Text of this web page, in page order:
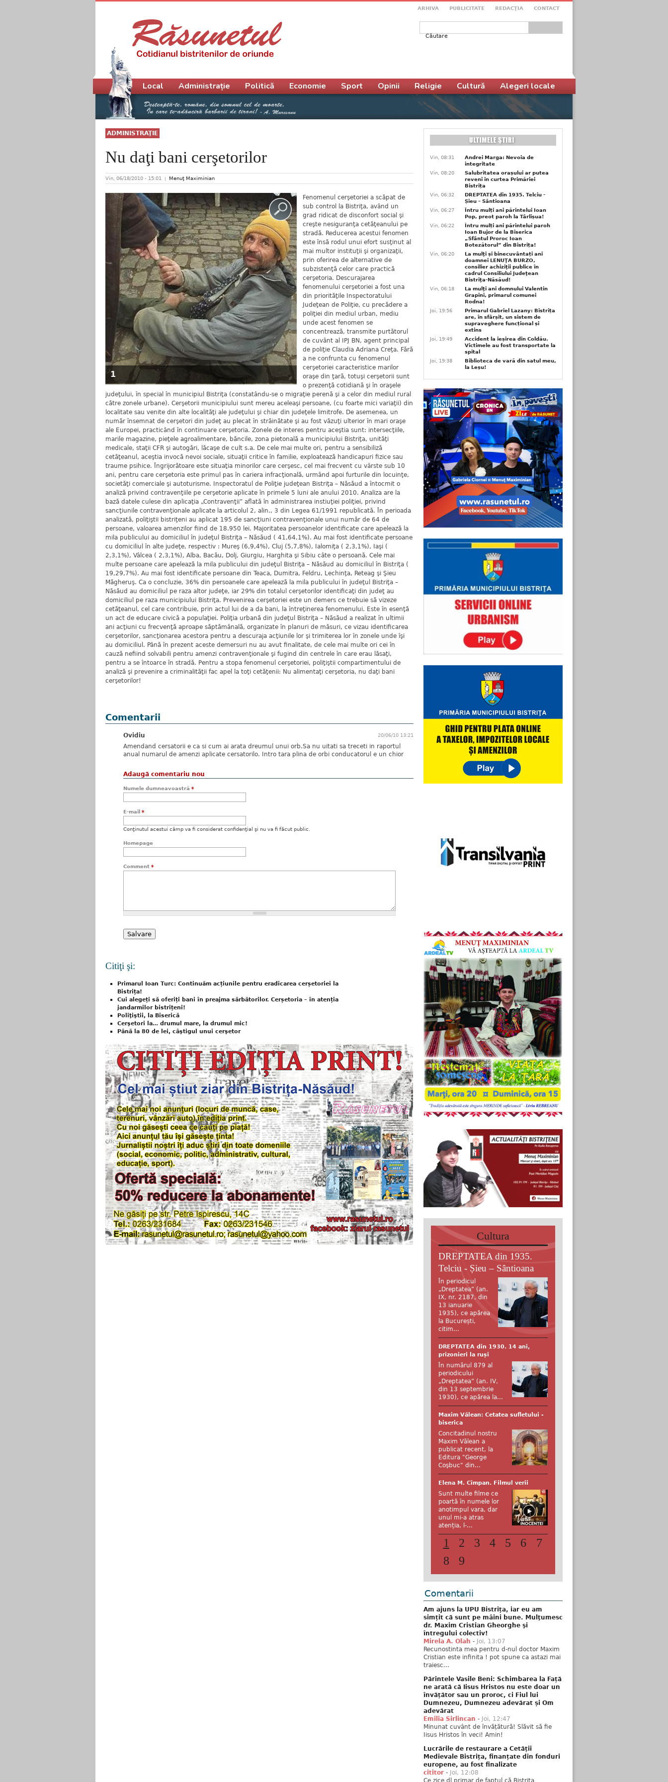
ARHIVA PUBLICITATE REDACŢIA CONTACT
Formular de căutare
ADMINISTRAŢIE
Nu daţi bani cerşetorilor
Vin, 06/18/2010 - 15:01 Menuţ Maximinian
1
Fenomenul cerşetoriei a scăpat de
sub control la Bistriţa, având un
grad ridicat de disconfort social şi
creşte nesiguranţa cetăţeanului pe
stradă. Reducerea acestui fenomen
este însă rodul unui efort susţinut al
mai multor instituţii şi organizaţii,
prin oferirea de alternative de
subzistenţă celor care practică
cerşetoria. Descurajarea
fenomenului cerşetoriei a fost una
din priorităţile Inspectoratului
Judeţean de Poliţie, cu precădere a
poliţiei din mediul urban, mediu
unde acest fenomen se
concentrează, transmite purtătorul
de cuvânt al IPJ BN, agent principal
de poliţie Claudia Adriana Creţa. Fără
a ne confrunta cu fenomenul
cerşetoriei caracteristice marilor
oraşe din ţară, totuşi cerşetorii sunt
o prezenţă cotidiană şi în oraşele
judeţului, în special în municipiul Bistriţa (constatându-se o migraţie perenă şi a celor din mediul rural
către zonele urbane). Cerşetorii municipiului sunt mereu aceleaşi persoane, (cu foarte mici variaţii) din
localitate sau venite din alte localităţi ale judeţului şi chiar din judeţele limitrofe. De asemenea, un
număr însemnat de cerşetori din judeţ au plecat în străinătate şi au fost văzuţi ulterior în mari oraşe
ale Europei, practicând în continuare cerşetoria. Zonele de interes pentru aceştia sunt: intersecţiile,
marile magazine, pieţele agroalimentare, băncile, zona pietonală a municipiului Bistriţa, unităţi
medicale, staţii CFR şi autogări, lăcaşe de cult s.a. De cele mai multe ori, pentru a sensibiliză
cetăţeanul, aceştia invocă nevoi sociale, situaţii critice în familie, exploatează handicapuri fizice sau
traume psihice. Îngrijorătoare este situaţia minorilor care cerşesc, cel mai frecvent cu vârste sub 10
ani, pentru care cerşetoria este primul pas în cariera infracţională, urmând apoi furturile din locuinţe,
societăţi comerciale şi autoturisme. Inspectoratul de Poliţie judeţean Bistriţa – Năsăud a întocmit o
analiză privind contravenţiile pe cerşetorie aplicate în primele 5 luni ale anului 2010. Analiza are la
bază datele culese din aplicaţia „Contravenţii” aflată în administrarea instiuţiei poliţiei, privind
sancţiunile contravenţionale aplicate la articolul 2, alin., 3 din Legea 61/1991 republicată. În perioada
analizată, poliţiştii bistriţeni au aplicat 195 de sancţiuni contravenţionale unui număr de 64 de
persoane, valoarea amenzilor fiind de 18.950 lei. Majoritatea persoanelor identificate care apelează la
mila publicului au domiciliul în judeţul Bistriţa – Năsăud ( 41,64,1%). Au mai fost identificate persoane
cu domiciliul în alte judeţe, respectiv : Mureş (6,9,4%), Cluj (5,7,8%), Ialomiţa ( 2,3,1%), Iaşi (
2,3,1%), Vâlcea ( 2,3,1%), Alba, Bacău, Dolj, Giurgiu, Harghita şi Sibiu câte o persoană. Cele mai
multe persoane care apelează la mila publicului din judeţul Bistriţa – Năsăud au domiciliul în Bistriţa (
19,29,7%). Au mai fost identificate persoane din Teaca, Dumitra, Feldru, Lechinţa, Reteag şi Şieu
Măgheruş. Ca o concluzie, 36% din persoanele care apelează la mila publicului în judeţul Bistriţa –
Năsăud au domiciliul pe raza altor judeţe, iar 29% din totalul cerşetorilor identificaţi din judeţ au
domiciliul pe raza municipiului Bistriţa. Prevenirea cerşetoriei este un demers ce trebuie să vizeze
cetăţeanul, cel care contribuie, prin actul lui de a da bani, la întreţinerea fenomenului. Este în esenţă
un act de educare civică a populaţiei. Poliţia urbană din judeţul Bistriţa – Năsăud a realizat în ultimii
ani acţiuni cu frecvenţă aproape săptămânală, organizate în planuri de măsuri, ce vizau identificarea
cerşetorilor, sancţionarea acestora pentru a descuraja acţiunile lor şi trimiterea lor în zonele unde îşi
au domiciliul. Până în prezent aceste demersuri nu au avut finalitate, de cele mai multe ori cei în
cauză nefiind solvabili pentru amenzi contravenţionale şi fugind din centrele în care erau lăsaţi,
pentru a se întoarce în stradă. Pentru a stopa fenomenul cerşetoriei, poliţiştii compartimentului de
analiză şi prevenire a criminalităţii fac apel la toţi cetăţenii: Nu alimentaţi cerşetoria, nu daţi bani
cerşetorilor!
Comentarii
20/06/10 13:21
Ovidiu
Amendand cersatorii e ca si cum ai arata dreumul unui orb.Sa nu uitati sa treceti in raportul
anual numarul de amenzi aplicate cersatorilo. Intro tara plina de orbi conducatorul e un chior
Adaugă comentariu nou
Numele dumneavoastră *
E-mail *
Conţinutul acestui câmp va fi considerat confidenţial şi nu va fi făcut public.
Homepage
Comment *
Citiţi şi:
Primarul Ioan Turc: Continuăm acțiunile pentru eradicarea cerșetoriei la
Bistrița!
Cui alegeți să oferiți bani în preajma sărbătorilor. Cerșetoria – în atenția
jandarmilor bistrițeni!
Poliţiştii, la Biserică
Cerşetori la… drumul mare, la drumul mic!
Până la 80 de lei, câştigul unui cerşetor
Meniu principal
Local Administrație Politică Economie Sport Opinii Religie Cultură Alegeri locale
Vin, 08:31
Andrei Marga: Nevoia de
integritate
Vin, 08:20
Salubritatea orașului ar putea
reveni în curtea Primăriei
Bistrița
Vin, 06:32
DREPTATEA din 1935. Telciu -
Șieu – Sântioana
Vin, 06:27
Întru mulți ani părintelui Ioan
Pop, preot paroh la Târlișua!
Vin, 06:22
Întru mulți ani părintelui paroh
Ioan Bujor de la Biserica
„Sfântul Proroc Ioan
Botezătorul” din Bistrița!
Vin, 06:20
La mulţi și binecuvântați ani
doamnei LENUŢA BURZO,
consilier achiziţii publice în
cadrul Consiliului Judeţean
Bistriţa-Năsăud!
Vin, 06:18
La mulţi ani domnului Valentin
Grapini, primarul comunei
Rodna!
Joi, 19:56
Primarul Gabriel Lazany: Bistrița
are, în sfârșit, un sistem de
supraveghere funcțional și
extins
Joi, 19:49
Accident la ieșirea din Coldău.
Victimele au fost transportate la
spital
Joi, 19:38
Biblioteca de vară din satul meu,
la Leșu!
Cultura
DREPTATEA din 1935.
Telciu - Șieu – Sântioana
În periodicul
„Dreptatea” (an.
IX, nr. 2187, din
13 ianuarie
1935), ce apărea
la București,
citim...
DREPTATEA din 1930. 14 ani,
prizonieri la ruși
În numărul 879 al
periodicului
„Dreptatea” (an. IV,
din 13 septembrie
1930), ce apărea la...
Maxim Vălean: Cetatea sufletului -
biserica
Concitadinul nostru
Maxim Vălean a
publicat recent, la
Editura "George
Coşbuc" din...
Elena M. Cîmpan. Filmul verii
Sunt multe filme ce
poartă în numele lor
anotimpul vara, dar
unul mi-a atras
atenția, l-...
1 2 3 4 5 6
7
8
9
Comentarii
Am ajuns la UPU Bistrița, iar eu am
simțit că sunt pe mâini bune. Mulţumesc
dr. Maxim Cristian Gheorghe şi
întregului colectiv!
Mirela A. Olah - Joi, 13:07
Recunostinta mea pentru d-nul doctor Maxim
Cristian este infinita ! pot spune ca astazi mai
traiesc...
Părintele Vasile Beni: Schimbarea la Față
ne arată că Iisus Hristos nu este doar un
învățător sau un proroc, ci Fiul lui
Dumnezeu, Dumnezeu adevărat și Om
adevărat
Emilia Sirlincan - Joi, 12:47
Minunat cuvânt de învățătură! Slăvit să fie
Iisus Hristos în veci! Amin!
Lucrările de restaurare a Cetății
Medievale Bistrița, finanțate din fonduri
europene, au fost finalizate
cititor - Joi, 12:08
Ce zice dl primar de faptul că Bistrița